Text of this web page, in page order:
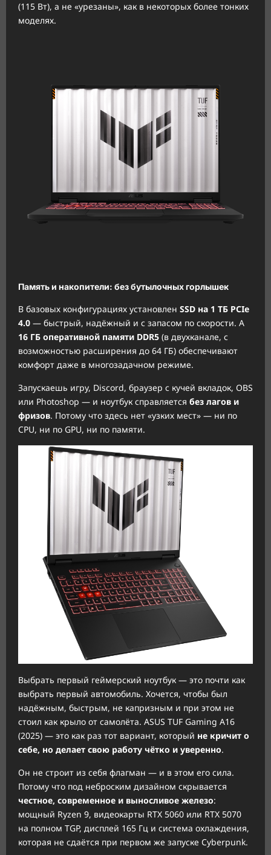
(115 Вт), а не «урезаны», как в некоторых более тонких
моделях.
Память и накопители: без бутылочных горлышек
В базовых конфигурациях установлен SSD на 1 ТБ PCIe
4.0 — быстрый, надёжный и с запасом по скорости. А
16 ГБ оперативной памяти DDR5 (в двухканале, с
возможностью расширения до 64 ГБ) обеспечивают
комфорт даже в многозадачном режиме.
Запускаешь игру, Discord, браузер с кучей вкладок, OBS
или Photoshop — и ноутбук справляется без лагов и
фризов. Потому что здесь нет «узких мест» — ни по
CPU, ни по GPU, ни по памяти.
Выбрать первый геймерский ноутбук — это почти как
выбрать первый автомобиль. Хочется, чтобы был
надёжным, быстрым, не капризным и при этом не
стоил как крыло от самолёта. ASUS TUF Gaming A16
(2025) — это как раз тот вариант, который не кричит о
себе, но делает свою работу чётко и уверенно.
Он не строит из себя флагман — и в этом его сила.
Потому что под неброским дизайном скрывается
честное, современное и выносливое железо:
мощный Ryzen 9, видеокарты RTX 5060 или RTX 5070
на полном TGP, дисплей 165 Гц и система охлаждения,
которая не сдаётся при первом же запуске Cyberpunk.